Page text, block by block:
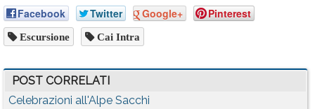
Facebook Twitter Google+ Pinterest
Escursione Cai Intra
POST CORRELATI
Celebrazioni all'Alpe Sacchi